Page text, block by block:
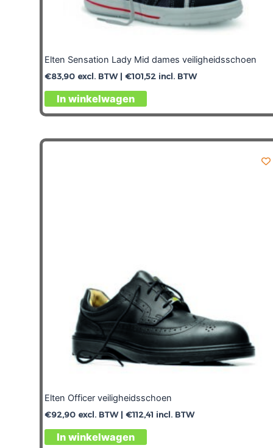
Elten Sensation Lady Mid dames veiligheidsschoen
€83,90 excl. BTW | €101,52 incl. BTW
In winkelwagen
Elten Officer veiligheidsschoen
€92,90 excl. BTW | €112,41 incl. BTW
In winkelwagen